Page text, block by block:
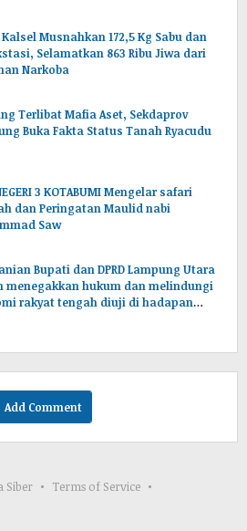
Musnahkan 172,5 Kg Sabu dan
Selamatkan 863 Ribu Jiwa dari
Narkoba
Terlibat Mafia Aset, Sekdaprov
Buka Fakta Status Tanah Ryacudu
3 KOTABUMI Mengelar safari
dan Peringatan Maulid nabi
Saw
Bupati dan DPRD Lampung Utara
menegakkan hukum dan melindungi
rakyat tengah diuji di hadapan
Add Comment
Siber
Terms of Service